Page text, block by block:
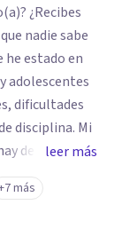
¿Recibes
nadie sabe
dificultades
disciplina. Mi
detrás de
y
leer más
más